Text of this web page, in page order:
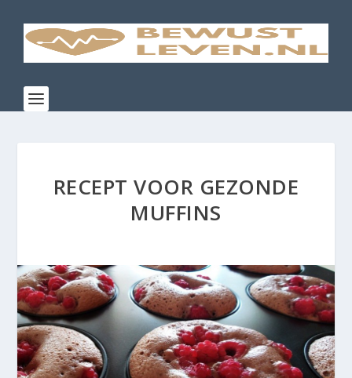
RECEPT VOOR GEZONDE
MUFFINS